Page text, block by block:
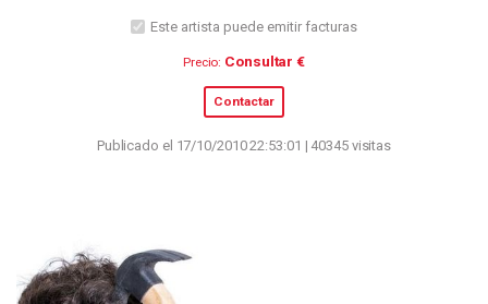
Este artista puede emitir facturas
Precio: Consultar €
Contactar
Publicado el 17/10/2010 22:53:01 | 40345 visitas